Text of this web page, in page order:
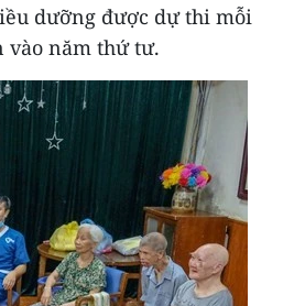
dưỡng được dự thi mỗi
năm thứ tư.